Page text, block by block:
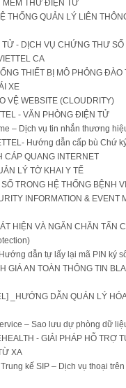
MỀM THƯ ĐIỆN TỬ
THỐNG QUẢN LÝ LIÊN
- DỊCH VỤ CHỨNG THƯ
CA
THIẾT BỊ MÔ PHỎNG ĐÀO
XE
VỆ WEBSITE (CLOUDRITY)
- VĂN PHÒNG ĐIỆN TỬ
– Dịch vụ tin nhắn thương
Hướng dẫn cấp bù Chứ
CÁP QUANG INTERNET
LÝ TỜ KHAI Y TẾ
TRONG HỆ THỐNG BỆNH
INFORMATION & EVENT
HIỆN VÀ NGĂN CHĂN TẤN
dẫn tự lấy lại mã PIN ký
GIÁ AN TOÀN THÔNG TIN
_HƯỚNG DẪN QUẢN LÝ
– Sao lưu dự phòng dữ
- GIẢI PHÁP HỖ TRỢ
XA
kế SIP – Dịch vụ thoại